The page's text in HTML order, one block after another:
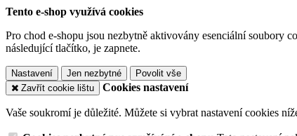
Tento e-shop využívá cookies
Pro chod e-shopu jsou nezbytně aktivovány esenciální soubory
následující tlačítko, je zapnete.
Nastavení Jen nezbytné
Povolit vše
Zavřít cookie lištu
Cookies nastavení
Vaše soukromí je důležité. Můžete si vybrat nastavení cookies